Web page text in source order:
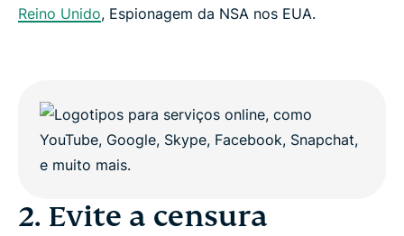
Reino Unido, Espionagem da NSA nos EUA.
2. Evite a censura